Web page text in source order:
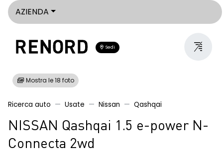
AZIENDA
Sedi
Mostra le 18 foto
Ricerca auto Usate Nissan Qashqai
NISSAN Qashqai 1.5 e-power N-
Connecta 2wd